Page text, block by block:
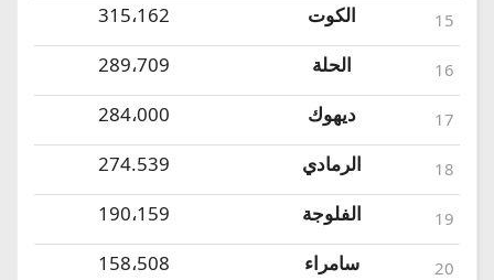
15 الكوت 315،162
16 الحلة 289،709
17 ديهوك 284،000
18 الرمادي 274.539
19 الفلوجة 190،159
20 سامراء 158،508